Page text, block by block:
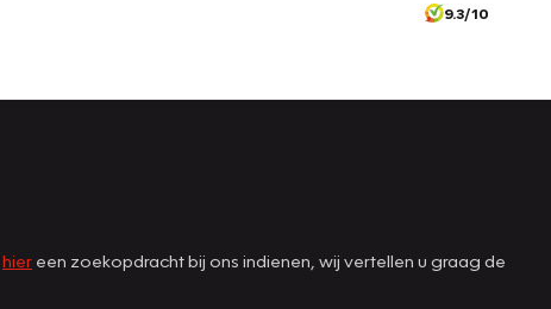
9.3/10
hier een zoekopdracht bij ons indienen, wij vertellen u graag de